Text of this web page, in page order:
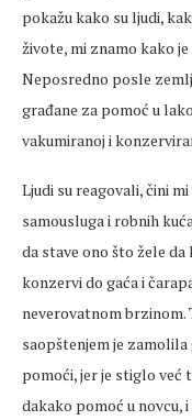
pokažu kako su ljudi,
živote, mi znamo kako
Neposredno posle
građane za pomoć u
vakumiranoj i
Ljudi su reagovali, čini
samousluga i robnih
da stave ono što žele
konzervi do gaća i
neverovatnom brzinom.
saopštenjem je
pomoći, jer je stiglo već
dakako pomoć u novcu,